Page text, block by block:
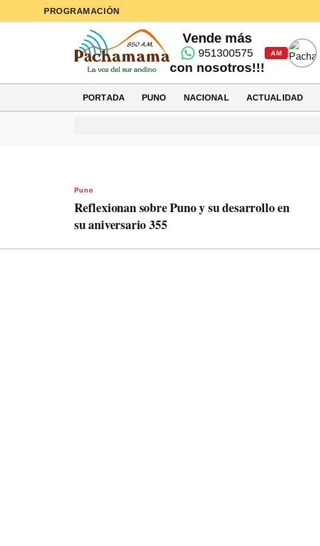
PROGRAMACIÓN
Vende más
951300575
con nosotros!!!
AM
PORTADA PUNO NACIONAL ACTUALIDAD
Puno
Reflexionan sobre Puno y su desarrollo en
su aniversario 355